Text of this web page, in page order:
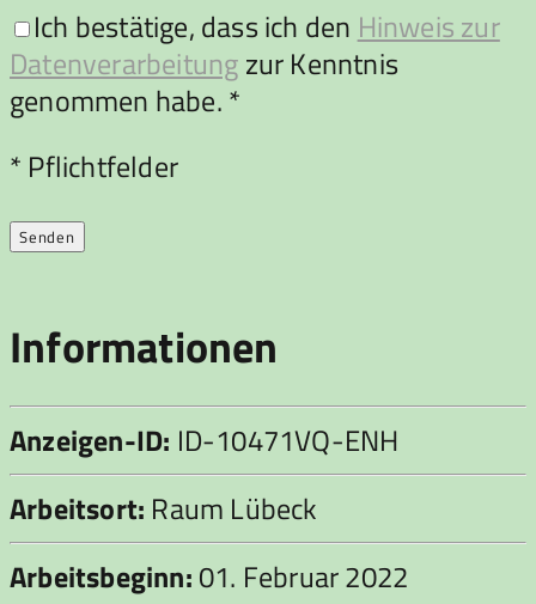
Ich bestätige, dass ich den Hinweis zur
Datenverarbeitungzur Kenntnis
genommen habe. *
Bitte lasse dieses Feld leer.
* Pflichtfelder
Informationen
Anzeigen-ID: ID-10471VQ-ENH
Arbeitsort: Raum Lübeck
Arbeitsbeginn:01. Februar 2022